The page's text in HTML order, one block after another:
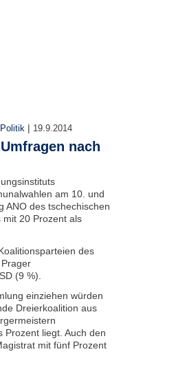
Politik | 19.9.2014
nach
am 10. und
ANO des tschechischen
mit 20 Prozent als
des
(9 %).
einziehen würden
Dreierkoalition aus
Prozent liegt. Auch den
mit fünf Prozent